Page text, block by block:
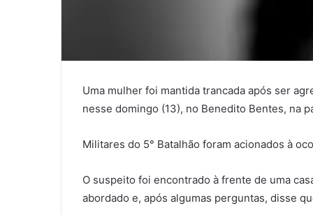
Uma mulher foi mantida trancada após ser
nesse domingo (13), no Benedito Bentes, na
Militares do 5° Batalhão foram acionados à
O suspeito foi encontrado à frente de uma
abordado e, após algumas perguntas, disse